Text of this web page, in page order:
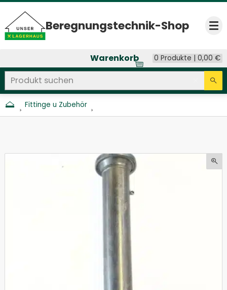
Beregnungs­technik-Shop
Warenkorb 0 Produkte |0,00€
Seitenweite Suche
Produkt suchen
Fittinge u Zubehör